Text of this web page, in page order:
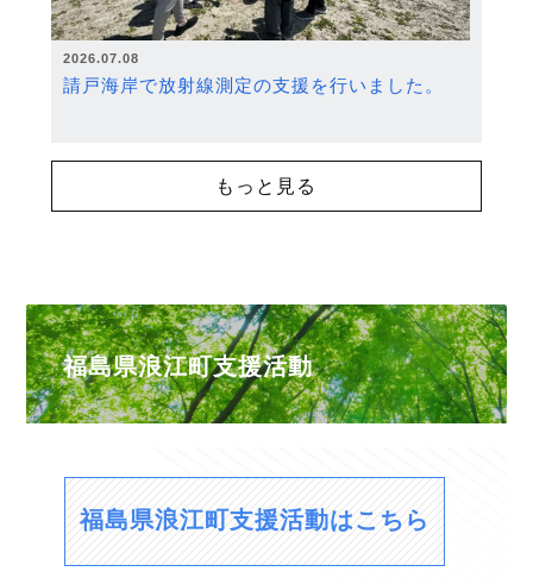
2026.07.08
請戸海岸で放射線測定の支援を行いました。
もっと見る
福島県浪江町支援活動
福島県浪江町支援活動はこちら